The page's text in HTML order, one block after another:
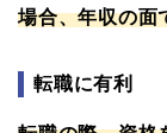
場合、年収の面
転職に有利